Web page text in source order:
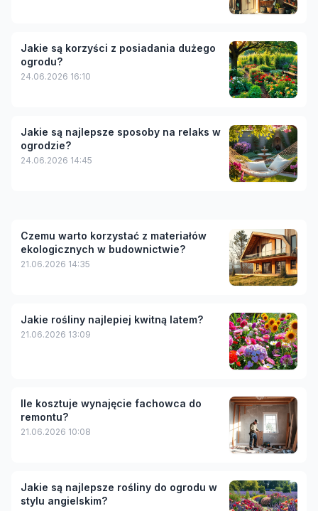
Jakie są korzyści z posiadania dużego
ogrodu?
24.06.2026 16:10
Jakie są najlepsze sposoby na relaks w
ogrodzie?
24.06.2026 14:45
Czemu warto korzystać z materiałów
ekologicznych w budownictwie?
21.06.2026 14:35
Jakie rośliny najlepiej kwitną latem?
21.06.2026 13:09
Ile kosztuje wynajęcie fachowca do
remontu?
21.06.2026 10:08
Jakie są najlepsze rośliny do ogrodu w
stylu angielskim?